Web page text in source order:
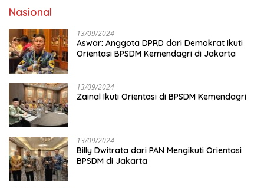
Nasional
13/09/2024
Aswar: Anggota DPRD dari Demokrat Ikuti
Orientasi BPSDM Kemendagri di Jakarta
13/09/2024
Zainal Ikuti Orientasi di BPSDM Kemendagri
13/09/2024
Billy Dwitrata dari PAN Mengikuti Orientasi
BPSDM di Jakarta